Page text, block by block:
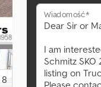
8
Wiadomość*